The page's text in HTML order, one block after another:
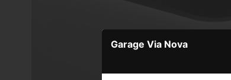
Garage Via Nova